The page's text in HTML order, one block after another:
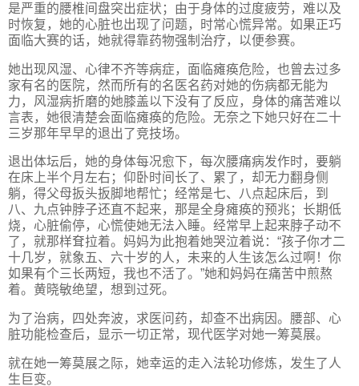
是严重的腰椎间盘突出症状；由于身体的过度疲劳，难以及
时恢复，她的心脏也出现了问题，时常心慌异常。如果正巧
面临大赛的话，她就得靠药物强制治疗，以便参赛。
她出现风湿、心律不齐等病症，面临瘫痪危险，也曾去过多
家有名的医院，然而所有的名医名药对她的伤病都无能为
力，风湿病折磨的她膝盖以下没有了反应，身体的痛苦难以
言表，她很清楚会面临瘫痪的危险。无奈之下她只好在二十
三岁那年早早的退出了竞技场。
退出体坛后，她的身体每况愈下，每次腰痛病发作时，要躺
在床上半个月左右；仰卧时间长了、累了，却无力翻身侧
躺，得父母扳头扳脚地帮忙；经常是七、八点起床后，到
八、九点钟脖子还直不起来，那是全身瘫痪的预兆；长期低
烧，心脏偷停，心慌使她无法入睡。经常早上起来脖子动不
了，就那样耷拉着。妈妈为此抱着她哭泣着说：“孩子你才二
十几岁，就象五、六十岁的人，未来的人生该怎么过啊！你
如果有个三长两短，我也不活了。”她和妈妈在痛苦中煎熬
着。黄晓敏绝望，想到过死。
为了治病，四处奔波，求医问药，却查不出病因。腰部、心
脏功能检查后，显示一切正常，现代医学对她一筹莫展。
就在她一筹莫展之际，她幸运的走入法轮功修炼，发生了人
生巨变。